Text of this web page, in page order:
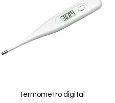
Termometro digital